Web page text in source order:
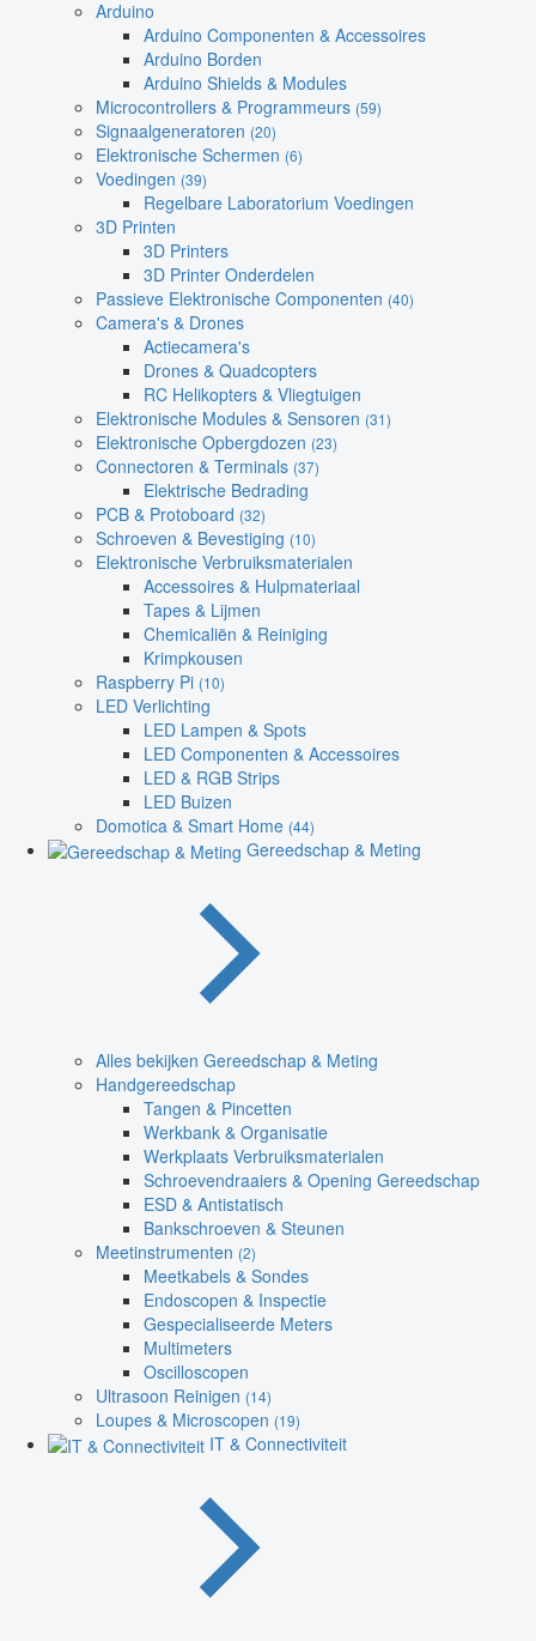
Arduino
Arduino Componenten & Accessoires
Arduino Borden
Arduino Shields & Modules
Microcontrollers & Programmeurs (59)
Signaalgeneratoren (20)
Elektronische Schermen (6)
Voedingen (39)
Regelbare Laboratorium Voedingen
3D Printen
3D Printers
3D Printer Onderdelen
Passieve Elektronische Componenten (40)
Camera's & Drones
Actiecamera's
Drones & Quadcopters
RC Helikopters & Vliegtuigen
Elektronische Modules & Sensoren (31)
Elektronische Opbergdozen (23)
Connectoren & Terminals (37)
Elektrische Bedrading
PCB & Protoboard (32)
Schroeven & Bevestiging (10)
Elektronische Verbruiksmaterialen
Accessoires & Hulpmateriaal
Tapes & Lijmen
Chemicaliën & Reiniging
Krimpkousen
Raspberry Pi (10)
LED Verlichting
LED Lampen & Spots
LED Componenten & Accessoires
LED & RGB Strips
LED Buizen
Domotica & Smart Home (44)
Gereedschap & Meting
Alles bekijken Gereedschap & Meting
Handgereedschap
Tangen & Pincetten
Werkbank & Organisatie
Werkplaats Verbruiksmaterialen
Schroevendraaiers & Opening Gereedschap
ESD & Antistatisch
Bankschroeven & Steunen
Meetinstrumenten (2)
Meetkabels & Sondes
Endoscopen & Inspectie
Gespecialiseerde Meters
Multimeters
Oscilloscopen
Ultrasoon Reinigen (14)
Loupes & Microscopen (19)
IT & Connectiviteit